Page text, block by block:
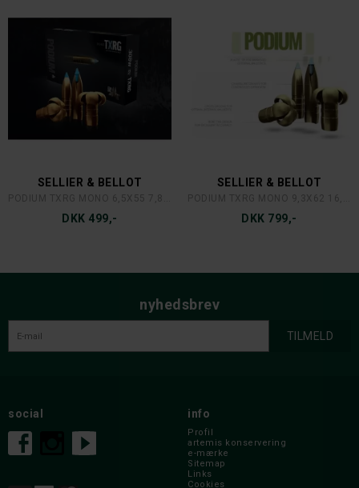
SELLIER & BELLOT
DKK 499,-
SELLIER & BELLOT
DKK 799,-
nyhedsbrev
social info
Profil
artemis konservering
e-mærke
Sitemap
Links
Cookies